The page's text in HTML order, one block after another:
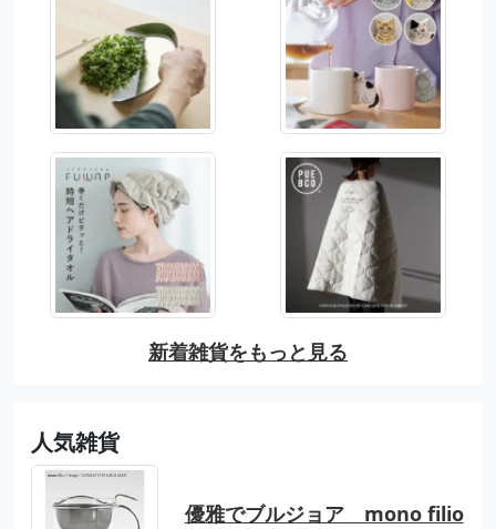
新着雑貨をもっと見る
人気雑貨
優雅でブルジョア mono filio